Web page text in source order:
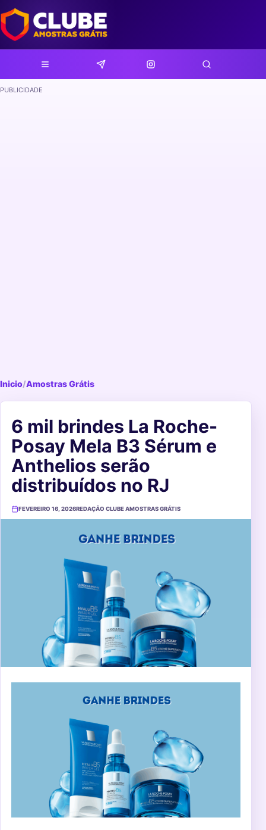
PUBLICIDADE
Inicio/Amostras Grátis
6 mil brindes La Roche-
Posay Mela B3 Sérum e
Anthelios serão
distribuídos no RJ
FEVEREIRO 16, 2026REDAÇÃO CLUBE AMOSTRAS GRÁTIS